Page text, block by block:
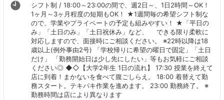
シフト制 / 18:00～23:00の間で、週2日～、1日2時間～OK！
1ヶ月～3ヶ月程度の短期もOK！ ★1週間毎の希望シフト制な
ので、学業やプライベートの予定も組みやすい！ ★「平日の
み」「土日のみ」「土日祝休み」など、 できる限り柔軟に
対応しますので、面接時にご相談ください。 ※22時以降は18
歳以上(例外事由2号) 「学校帰りに希望の曜日で固定」「土日
だけ」 「勤務開始日は少し先にしたい」等もお気軽にご相談
ください◎ ◆◇【大学2年生 1日の流れ】 17:30 授業を終えて
店に到着！まかないを食べて腹ごしらえ。 18:00 着替えて勤
務スタート。テキパキ作業を進めます。 23:00 勤務終了。 ※
勤務時間は店により異なります